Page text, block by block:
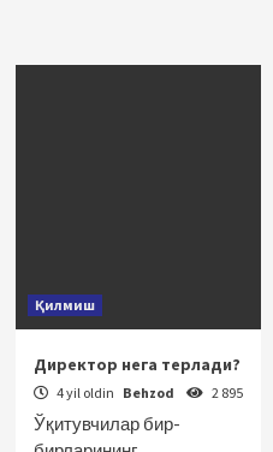
Қилмиш
Директор нега терлади?
4 yil oldin Behzod 2 895
Ўқитувчилар бир-